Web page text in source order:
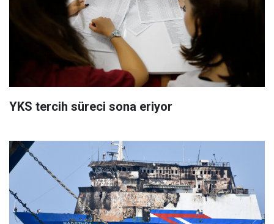
YKS tercih süreci sona eriyor